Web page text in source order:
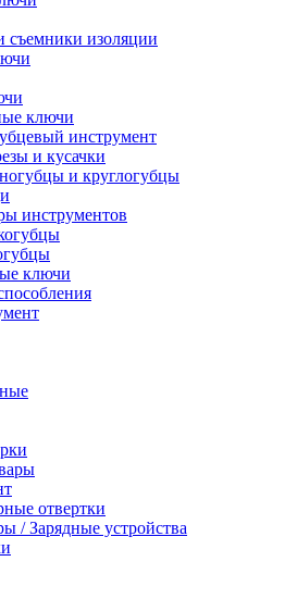
съемники изоляции
ключи
инструмент
и кусачки
и круглогубцы
инструментов
ключи
отвертки
/ Зарядные устройства